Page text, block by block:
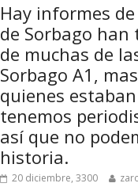
Hay informes
de Sorbago
de muchas de
Sorbago A1,
quienes
tenemos
así que no
historia.
20 diciembre, 3300